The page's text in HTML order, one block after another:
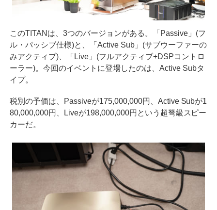
このTITANは、3つのバージョンがある。「Passive」(フ
ル・パッシブ仕様)と、「Active Sub」(サブウーファーの
みアクティブ)、「Live」(フルアクティブ+DSPコントロ
ーラー)。今回のイベントに登場したのは、Active Subタ
イプ。
税別の予価は、Passiveが175,000,000円、Active Subが1
80,000,000円、Liveが198,000,000円という超弩級スピー
カーだ。